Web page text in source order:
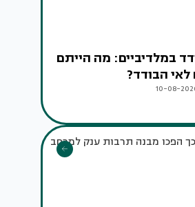
במלדיביים: מה הייתם
הבודד?
10-08-